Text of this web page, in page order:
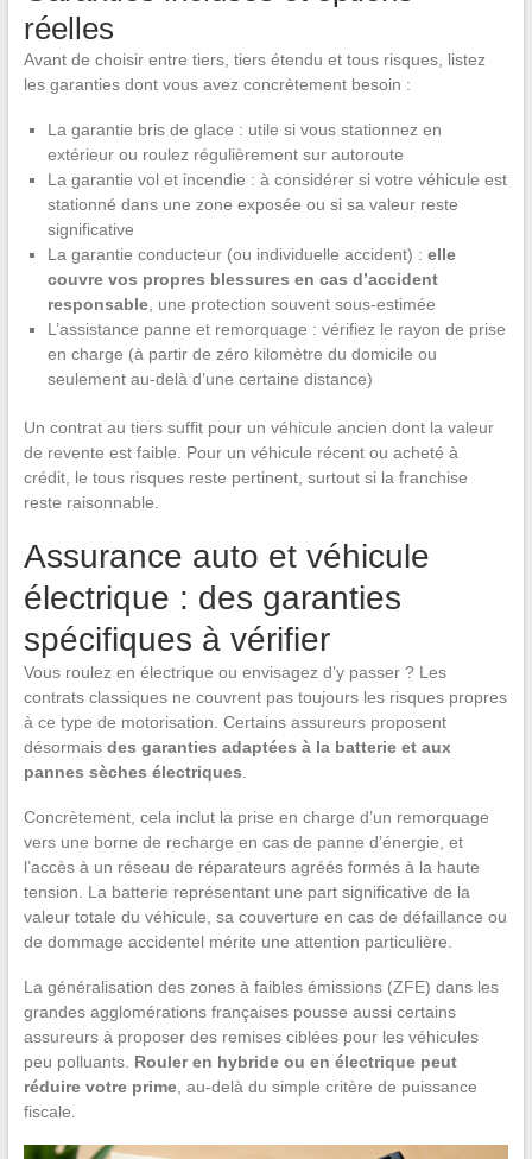
réelles
Avant de choisir entre tiers, tiers étendu et tous risques, listez
les garanties dont vous avez concrètement besoin :
La garantie bris de glace : utile si vous stationnez en
extérieur ou roulez régulièrement sur autoroute
La garantie vol et incendie : à considérer si votre véhicule est
stationné dans une zone exposée ou si sa valeur reste
significative
La garantie conducteur (ou individuelle accident) : elle
couvre vos propres blessures en cas d’accident
responsable, une protection souvent sous-estimée
L’assistance panne et remorquage : vérifiez le rayon de prise
en charge (à partir de zéro kilomètre du domicile ou
seulement au-delà d’une certaine distance)
Un contrat au tiers suffit pour un véhicule ancien dont la valeur
de revente est faible. Pour un véhicule récent ou acheté à
crédit, le tous risques reste pertinent, surtout si la franchise
reste raisonnable.
Assurance auto et véhicule
électrique : des garanties
spécifiques à vérifier
Vous roulez en électrique ou envisagez d’y passer ? Les
contrats classiques ne couvrent pas toujours les risques propres
à ce type de motorisation. Certains assureurs proposent
désormais des garanties adaptées à la batterie et aux
pannes sèches électriques
Concrètement, cela inclut la prise en charge d’un remorquage
vers une borne de recharge en cas de panne d’énergie, et
l’accès à un réseau de réparateurs agréés formés à la haute
tension. La batterie représentant une part significative de la
valeur totale du véhicule, sa couverture en cas de défaillance ou
de dommage accidentel mérite une attention particulière.
La généralisation des zones à faibles émissions (ZFE) dans les
grandes agglomérations françaises pousse aussi certains
assureurs à proposer des remises ciblées pour les véhicules
peu polluants. Rouler en hybride ou en électrique peut
réduire votre prime, au-delà du simple critère de puissance
fiscale.